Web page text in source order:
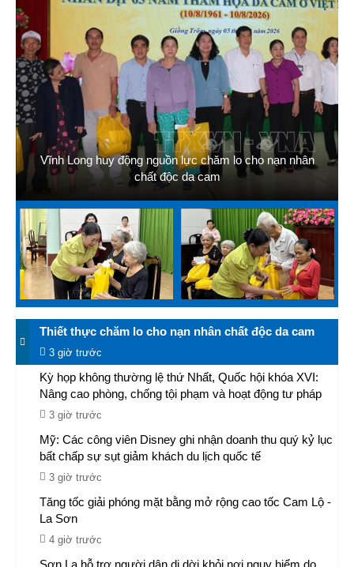
Vĩnh Long huy động nguồn lực chăm lo cho nạn nhân
chất độc da cam
Thiết thực chăm lo cho nạn nhân chất độc da cam
3 giờ trước
Kỳ họp không thường lệ thứ Nhất, Quốc hội khóa XVI:
Nâng cao phòng, chống tội phạm và hoạt động tư pháp
3 giờ trước
Mỹ: Các công viên Disney ghi nhận doanh thu quý kỷ lục
bất chấp sự sụt giảm khách du lịch quốc tế
3 giờ trước
Tăng tốc giải phóng mặt bằng mở rộng cao tốc Cam Lộ -
La Sơn
4 giờ trước
Sơn La hỗ trợ người dân di dời khỏi nơi nguy hiểm do